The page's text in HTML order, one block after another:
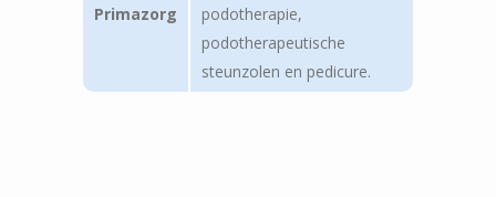
Primazorg
podotherapie,
podotherapeutische
steunzolen en pedicure.